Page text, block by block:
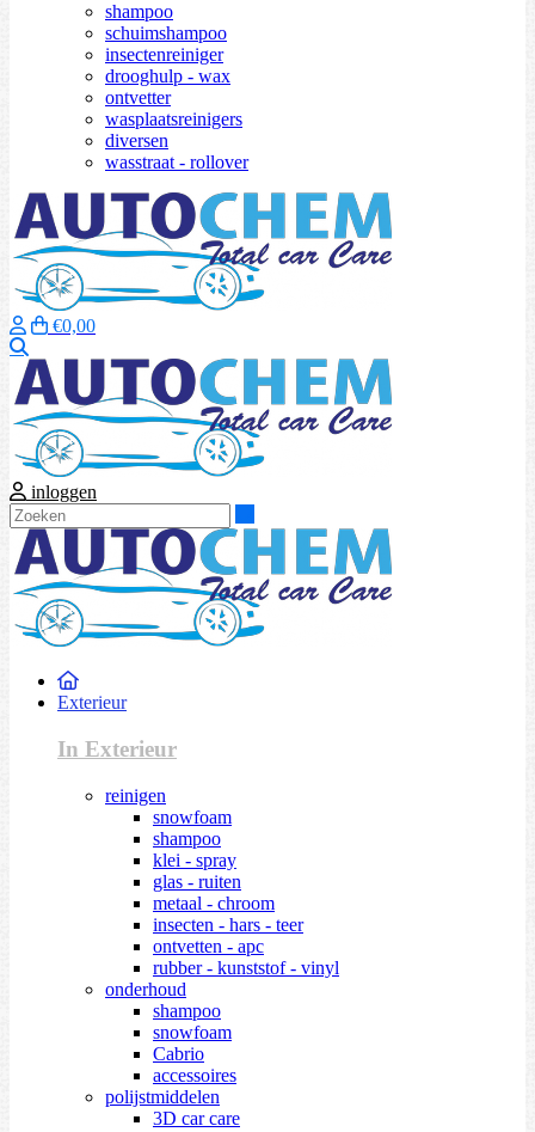
shampoo
schuimshampoo
insectenreiniger
drooghulp - wax
ontvetter
wasplaatsreinigers
diversen
wasstraat - rollover
€0,00
inloggen
Exterieur
In Exterieur
reinigen
snowfoam
shampoo
klei - spray
glas - ruiten
metaal - chroom
insecten - hars - teer
ontvetten - apc
rubber - kunststof - vinyl
onderhoud
shampoo
snowfoam
Cabrio
accessoires
polijstmiddelen
3D car care